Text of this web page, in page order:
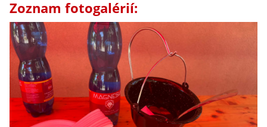
Zoznam fotogalérií: